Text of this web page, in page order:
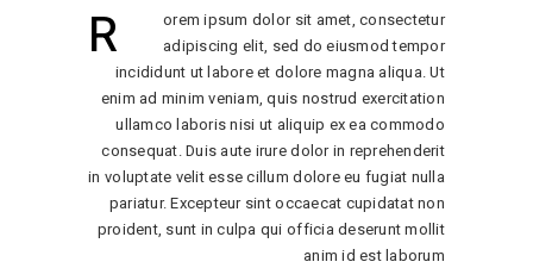
R
orem ipsum dolor sit amet, consectetur
adipiscing elit, sed do eiusmod tempor
incididunt ut labore et dolore magna aliqua. Ut
enim ad minim veniam, quis nostrud exercitation
ullamco laboris nisi ut aliquip ex ea commodo
consequat. Duis aute irure dolor in reprehenderit
in voluptate velit esse cillum dolore eu fugiat nulla
pariatur. Excepteur sint occaecat cupidatat non
proident, sunt in culpa qui officia deserunt mollit
anim id est laborum